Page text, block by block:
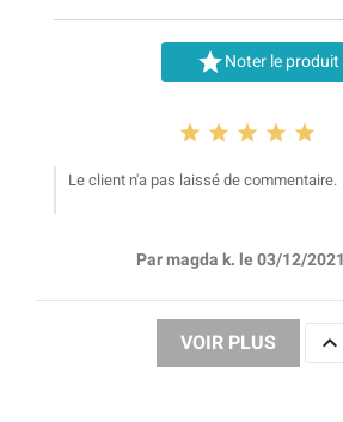
Noter le produit
    
Le client n'a pas laissé de commentaire.
Par magda k. le 03/12/2021
VOIR PLUS 